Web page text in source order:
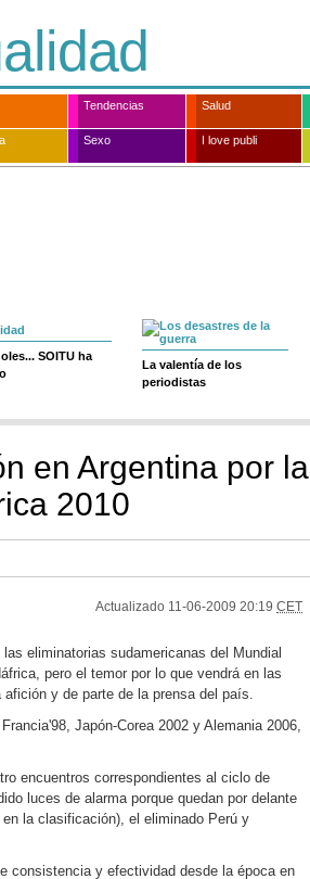
Tendencias Salud
Sexo I love publi
SOITU ha
La valentía de los
periodistas
en Argentina por la
2010
Actualizado 11-06-2009 20:19 CET
eliminatorias sudamericanas del Mundial
pero el temor por lo que vendrá en las
y de parte de la prensa del país.
Japón-Corea 2002 y Alemania 2006,
encuentros correspondientes al ciclo de
luces de alarma porque quedan por delante
la clasificación), el eliminado Perú y
consistencia y efectividad desde la época en